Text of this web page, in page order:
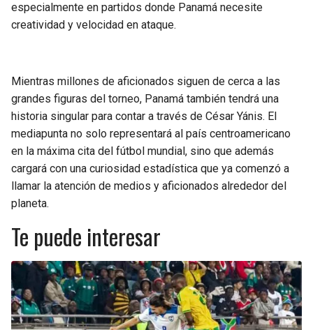
especialmente en partidos donde Panamá necesite
creatividad y velocidad en ataque.
Mientras millones de aficionados siguen de cerca a las
grandes figuras del torneo, Panamá también tendrá una
historia singular para contar a través de César Yánis. El
mediapunta no solo representará al país centroamericano
en la máxima cita del fútbol mundial, sino que además
cargará con una curiosidad estadística que ya comenzó a
llamar la atención de medios y aficionados alrededor del
planeta.
Te puede interesar